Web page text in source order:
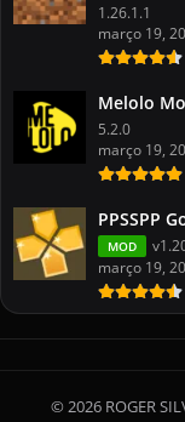
1.26.1.1
março 19,
Melolo
5.2.0
março 19,
PPSSPP
MOD
março 19,
© 2026 ROGER